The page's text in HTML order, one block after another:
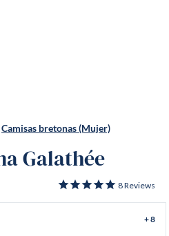
Camisas bretonas (Mujer)
Galathée
8Reviews
+ 8